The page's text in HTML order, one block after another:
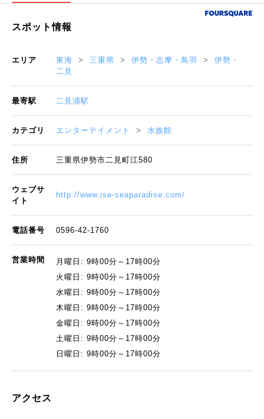
スポット情報
エリア 東海 三重県 伊勢・志摩・鳥羽
伊勢・
二見
最寄駅 二見浦駅
カテゴリ エンターテイメント 水族館
住所 三重県伊勢市二見町江580
ウェブサ
イト
http://www.ise-seaparadise.com/
電話番号 0596-42-1760
営業時間
月曜日: 9時00分～17時00分
火曜日: 9時00分～17時00分
水曜日: 9時00分～17時00分
木曜日: 9時00分～17時00分
金曜日: 9時00分～17時00分
土曜日: 9時00分～17時00分
日曜日: 9時00分～17時00分
アクセス